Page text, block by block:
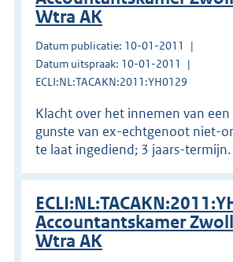
Wtra AK
Datum publicatie: 10-01-2011
Datum uitspraak: 10-01-2011
ECLI:NL:TACAKN:2011:YH0129
Klacht over het innemen van
gunste van ex-echtgenoot niet-
te laat ingediend; 3 jaars-termijn.
Accountantskamer
Wtra AK